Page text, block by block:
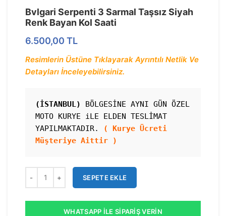
Bvlgari Serpenti 3 Sarmal Taşsız Siyah
Renk Bayan Kol Saati
6.500,00 TL
Resimlerin Üstüne Tıklayarak Ayrıntılı Netlik Ve
Detayları İnceleyebilirsiniz.
(İSTANBUL)
BÖLGESİNE AYNI GÜN ÖZEL
MOTO KURYE iLE ELDEN TESLİMAT
YAPILMAKTADIR.
( Kurye Ücreti
Müşteriye Aittir )
SEPETE EKLE
WHATSAPP İLE SIPARIŞ VERIN